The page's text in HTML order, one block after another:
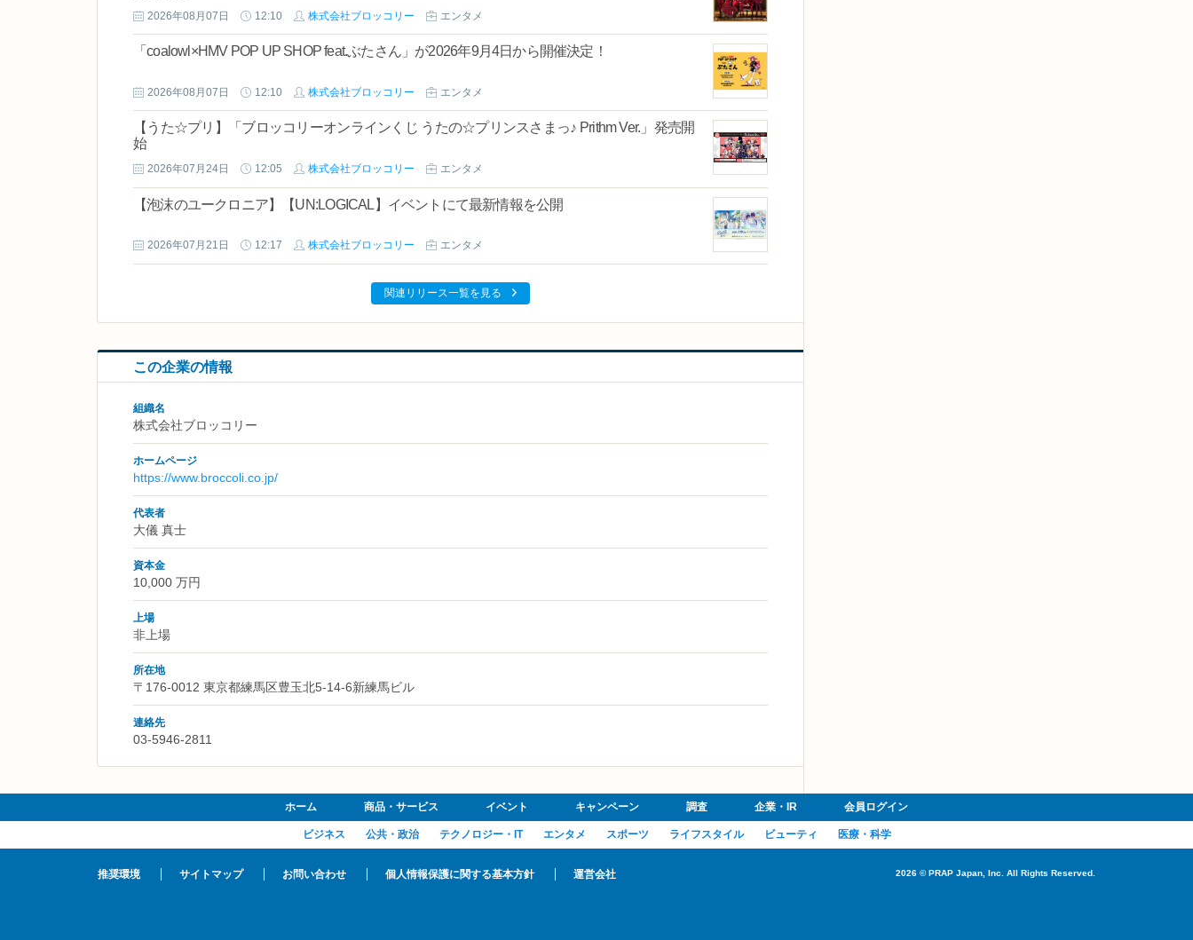
2026年08月07日 12:10 株式会社ブロッコリー エンタメ
「coalowl×HMV POP UP SHOP feat.ぶたさん」が2026年9月4日から開催決定！
2026年08月07日 12:10 株式会社ブロッコリー エンタメ
【うた☆プリ】「ブロッコリーオンラインくじ うたの☆プリンスさまっ♪ Prithm Ver.」発売開
始
2026年07月24日 12:05 株式会社ブロッコリー エンタメ
【泡沫のユークロニア】【UN:LOGICAL】イベントにて最新情報を公開
2026年07月21日 12:17 株式会社ブロッコリー エンタメ
関連リリース一覧を見る
この企業の情報
組織名
株式会社ブロッコリー
ホームページ
https://www.broccoli.co.jp/
代表者
大儀 真士
資本金
10,000 万円
上場
非上場
所在地
〒176-0012 東京都練馬区豊玉北5-14-6新練馬ビル
連絡先
03-5946-2811
ホーム 商品・サービス イベント キャンペーン 調査 企業・IR 会員ログイン
ビジネス 公共・政治 テクノロジー・IT エンタメ スポーツ ライフスタイル ビューティ 医療・科学
推奨環境 サイトマップ お問い合わせ 個人情報保護に関する基本方針 運営会社 2026 ©PRAP Japan, Inc. All Rights Reserved.